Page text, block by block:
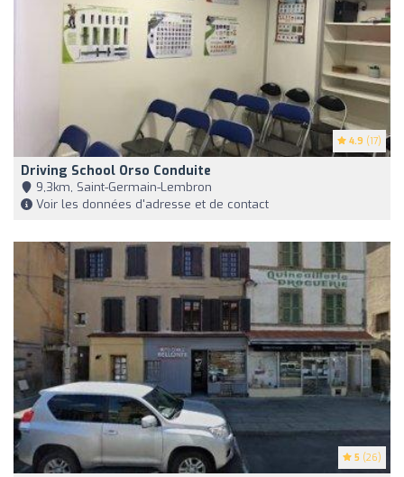
4.9 (17)
Driving School Orso Conduite
9,3km, Saint-Germain-Lembron
Voir les données d'adresse et de contact
5 (26)